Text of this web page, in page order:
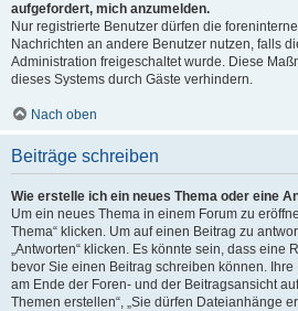
aufgefordert, mich anzumelden.
Nur registrierte Benutzer dürfen die
Nachrichten an andere Benutzer nutzen, falls
Administration freigeschaltet wurde. Diese
dieses Systems durch Gäste verhindern.
Nach oben
Beiträge schreiben
Wie erstelle ich ein neues Thema oder eine
Um ein neues Thema in einem Forum zu
Thema“ klicken. Um auf einen Beitrag zu
„Antworten“ klicken. Es könnte sein, dass eine
bevor Sie einen Beitrag schreiben können.
am Ende der Foren- und der Beitragsansicht
Themen erstellen“, „Sie dürfen Dateianhänge